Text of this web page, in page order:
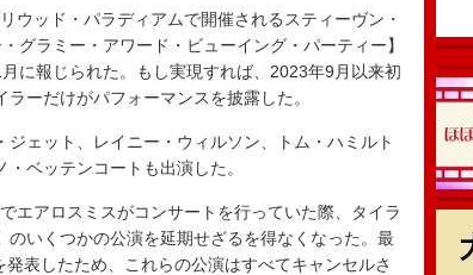
ッド・パラディアムで開催されるスティーヴン・
グラミー・アワード・ビューイング・パーティー】
に報じられた。もし実現すれば、2023年9月以来初
ーだけがパフォーマンスを披露した。
ェット、レイニー・ウィルソン、トム・ハミルト
ベッテンコートも出演した。
アロスミスがコンサートを行っていた際、タイラ
いくつかの公演を延期せざるを得なくなった。最
表したため、これらの公演はすべてキャンセルさ